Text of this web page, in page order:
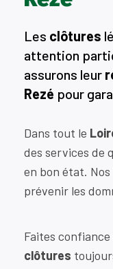
Les clôtures
attention
assurons leur
Rezé pour
Dans tout le
des services de
en bon état.
prévenir les
Faites
clôtures